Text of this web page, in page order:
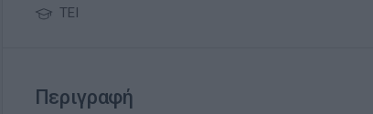
ΤΕΙ
Περιγραφή